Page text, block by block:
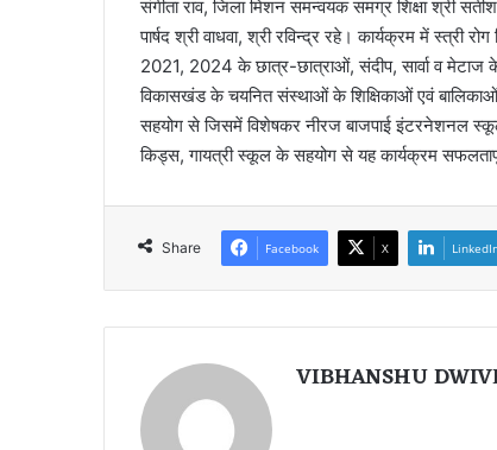
संगीता राव, जिला मिशन समन्वयक समग्र शिक्षा श्री
पार्षद श्री वाधवा, श्री रविन्द्र रहे। कार्यक्रम में स्त्री
2021, 2024 के छात्र-छात्राओं, संदीप, सार्वा व मेटाज
विकासखंड के चयनित संस्थाओं के शिक्षिकाओं एवं
सहयोग से जिसमें विशेषकर नीरज बाजपाई इंटरनेशनल
किड्स, गायत्री स्कूल के सहयोग से यह कार्यक्रम
Share Facebook X
VIBHANSHU